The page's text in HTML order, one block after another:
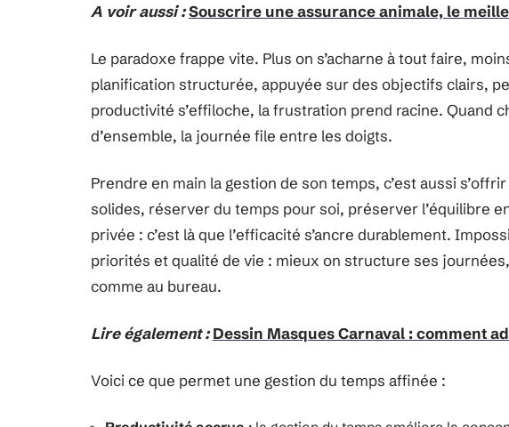
A voir aussi :Souscrire une assurance animale, le
Le paradoxe frappe vite. Plus on s’acharne à tout faire,
planification structurée, appuyée sur des objectifs clairs,
productivité s’effiloche, la frustration prend racine. Quand
d’ensemble, la journée file entre les doigts.
Prendre en main la gestion de son temps, c’est aussi
solides, réserver du temps pour soi, préserver l’équilibre
privée : c’est là que l’efficacité s’ancre durablement.
priorités et qualité de vie : mieux on structure ses
comme au bureau.
Lire également : Dessin Masques Carnaval : comment
Voici ce que permet une gestion du temps affinée :